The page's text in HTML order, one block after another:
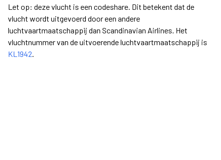
Let op: deze vlucht is een codeshare. Dit betekent dat de
vlucht wordt uitgevoerd door een andere
luchtvaartmaatschappij dan Scandinavian Airlines. Het
vluchtnummer van de uitvoerende luchtvaartmaatschappij is
KL1942.